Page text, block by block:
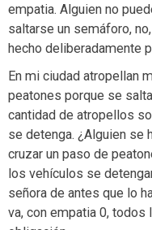
empatia. Alguien no
saltarse un semáforo,
hecho deliberadamente
En mi ciudad atropellan
peatones porque se
cantidad de atropellos
se detenga. ¿Alguien se
cruzar un paso de
los vehículos se
señora de antes que lo
va, con empatia 0, todos